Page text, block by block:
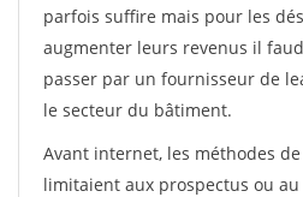
parfois suffire mais pour les
augmenter leurs revenus il
passer par un fournisseur de
le secteur du bâtiment.
Avant internet, les méthodes
limitaient aux prospectus ou